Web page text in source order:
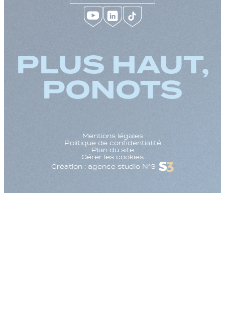
PLUS HAUT,
PONOTS
Mentions légales
Politique de confidentialité
Plan du site
Gérer les cookies
Création : agence studio N°3